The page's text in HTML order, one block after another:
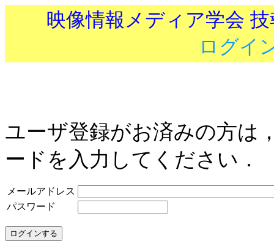
映像情報メディア学会
ログイ
ユーザ登録がお済みの方は
ードを入力してください．
メールアドレス
パスワード